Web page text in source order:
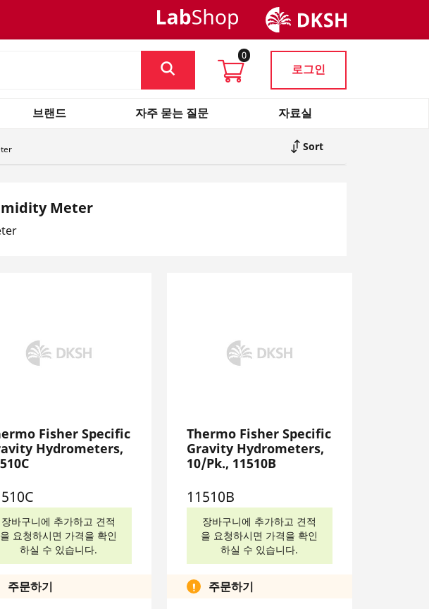
0
로그인
브랜드 자주 묻는 질문 자료실
Sort
Meter
Fisher Specific
Hydrometers,
장바구니에 추가하고 견적
을 요청하시면 가격을 확인
하실 수 있습니다.
주문하기
Thermo Fisher Specific
Gravity Hydrometers,
10/Pk., 11510B
11510B
장바구니에 추가하고 견적
을 요청하시면 가격을 확인
하실 수 있습니다.
주문하기